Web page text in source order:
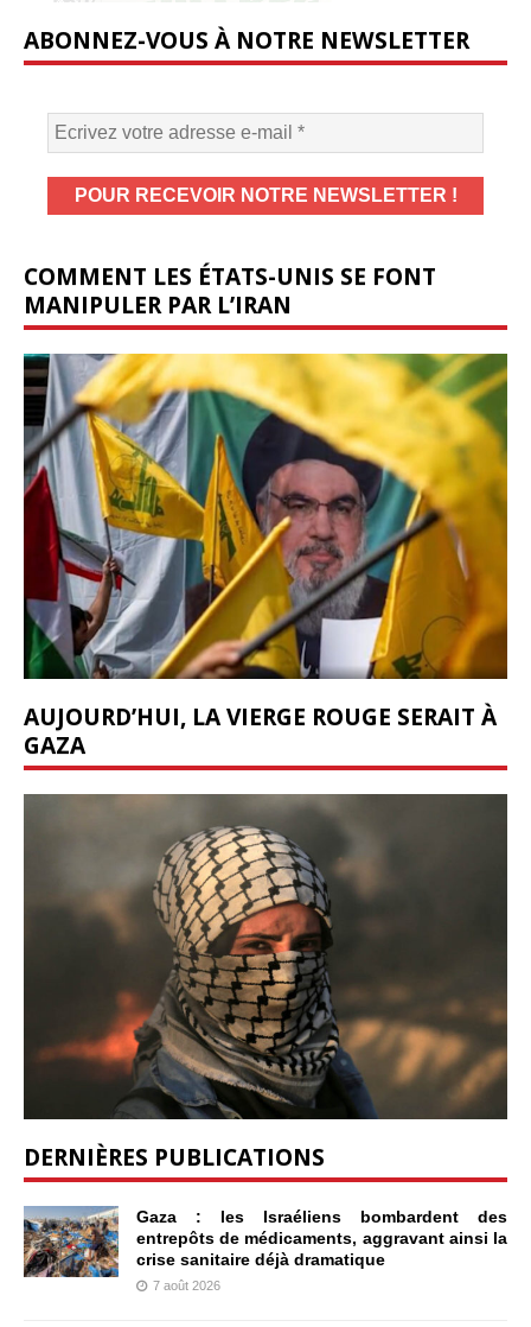
ABONNEZ-VOUS À NOTRE NEWSLETTER
COMMENT LES ÉTATS-UNIS SE FONT
MANIPULER PAR L’IRAN
AUJOURD’HUI, LA VIERGE ROUGE SERAIT À
GAZA
DERNIÈRES PUBLICATIONS
Gaza : les Israéliens bombardent des
entrepôts de médicaments, aggravant ainsi la
crise sanitaire déjà dramatique
7 août 2026